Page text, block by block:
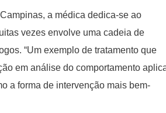
a médica dedica-se ao
vezes envolve uma cadeia de
“Um exemplo de tratamento que
em análise do comportamento
a forma de intervenção mais bem-